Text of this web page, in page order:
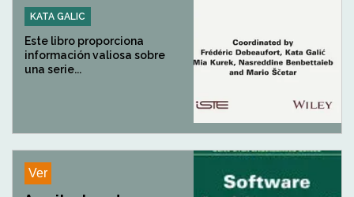
KATA GALIC
Este libro proporciona
información valiosa sobre
una serie...
Ver